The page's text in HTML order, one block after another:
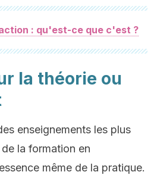
: qu'est-ce que c'est ?
la théorie ou
enseignements les plus
la formation en
même de la pratique.